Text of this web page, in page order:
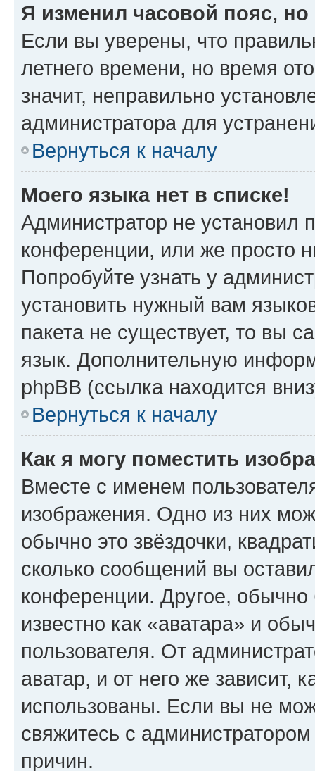
Я изменил часовой пояс,
Если вы уверены, что
летнего времени, но время
значит, неправильно
администратора для
Вернуться к началу
Моего языка нет в списке!
Администратор не установил
конференции, или же просто
Попробуйте узнать у
установить нужный вам
пакета не существует, то вы
язык. Дополнительную
phpBB (ссылка находится
Вернуться к началу
Как я могу поместить
Вместе с именем
изображения. Одно из них
обычно это звёздочки,
сколько сообщений вы
конференции. Другое,
известно как «аватара» и
пользователя. От
аватар, и от него же зависит,
использованы. Если вы не
свяжитесь с
причин.